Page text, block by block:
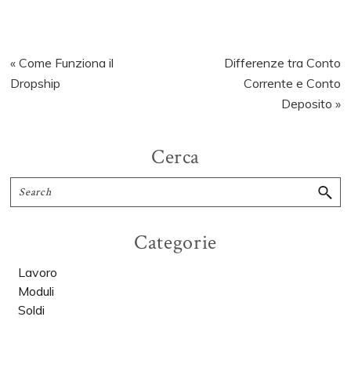
Previous
Post:
« Come Funziona il
Dropship
Next
Post:
Differenze tra Conto
Corrente e Conto
Deposito »
Sidebar
Cerca
Search
Categorie
Lavoro
Moduli
Soldi